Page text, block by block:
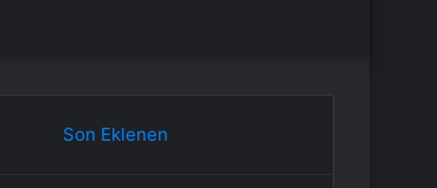
Son Eklenen